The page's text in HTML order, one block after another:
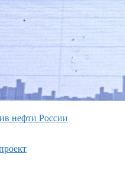
нефти России